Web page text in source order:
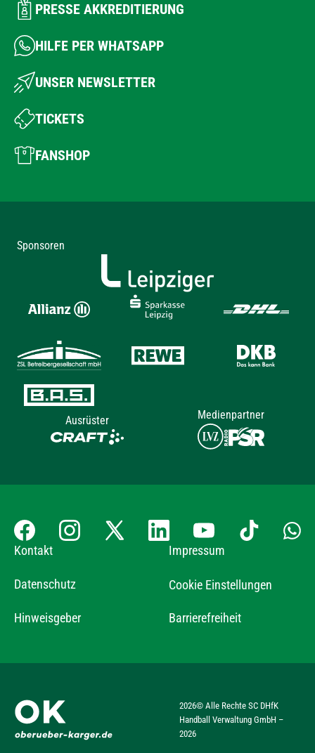
PRESSE AKKREDITIERUNG
HILFE PER WHATSAPP
UNSER NEWSLETTER
TICKETS
FANSHOP
Sponsoren
Ausrüster Medienpartner
Kontakt Impressum
Datenschutz Cookie Einstellungen
Hinweisgeber Barrierefreiheit
2026© Alle Rechte SC DHfK
Handball Verwaltung GmbH –
2026